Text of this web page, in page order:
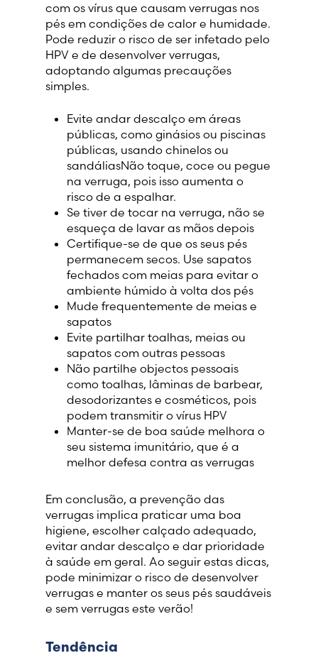
com os vírus que causam verrugas nos
pés em condições de calor e humidade.
Pode reduzir o risco de ser infetado pelo
HPV e de desenvolver verrugas,
adoptando algumas precauções
simples.
Evite andar descalço em áreas
públicas, como ginásios ou piscinas
públicas, usando chinelos ou
sandáliasNão toque, coce ou pegue
na verruga, pois isso aumenta o
risco de a espalhar.
Se tiver de tocar na verruga, não se
esqueça de lavar as mãos depois
Certifique-se de que os seus pés
permanecem secos. Use sapatos
fechados com meias para evitar o
ambiente húmido à volta dos pés
Mude frequentemente de meias e
sapatos
Evite partilhar toalhas, meias ou
sapatos com outras pessoas
Não partilhe objectos pessoais
como toalhas, lâminas de barbear,
desodorizantes e cosméticos, pois
podem transmitir o vírus HPV
Manter-se de boa saúde melhora o
seu sistema imunitário, que é a
melhor defesa contra as verrugas
Em conclusão, a prevenção das
verrugas implica praticar uma boa
higiene, escolher calçado adequado,
evitar andar descalço e dar prioridade
à saúde em geral. Ao seguir estas dicas,
pode minimizar o risco de desenvolver
verrugas e manter os seus pés saudáveis
e sem verrugas este verão!
Tendência
Switzerland (Italian)
United Arab Emirates (Arabic)
United Kingdom (English)
United States (English)